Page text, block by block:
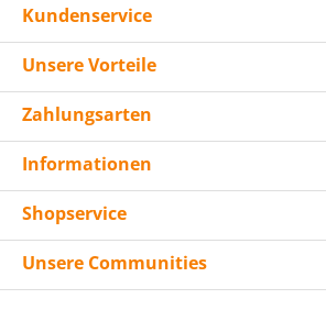
Kundenservice
Unsere Vorteile
Zahlungsarten
Informationen
Shopservice
Unsere Communities